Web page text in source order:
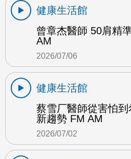
健康生活館
曾章杰醫師 50肩精
AM
2026/07/06
健康生活館
蔡雪厂醫師從害怕
新趨勢 FM AM
2026/07/02